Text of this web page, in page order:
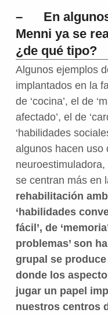
– En algunos
Menni ya se
¿de qué tipo?
Algunos ejemplos
implantados en la
de ‘cocina’, el de
afectado’, el de
‘habilidades
algunos hacen uso
se centran más en
rehabilitación
‘habilidades
fácil’, de
problemas’ son
grupal se
donde los
jugar un papel
nuestros centros